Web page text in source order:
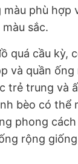
phù hợp
sắc.
quá cầu kỳ,
và quần ống
trẻ trung và
bèo có thể
phong
rộng